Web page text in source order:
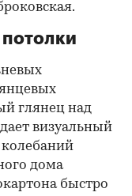
глянец над
визуальный
колебаний
дома
быстро